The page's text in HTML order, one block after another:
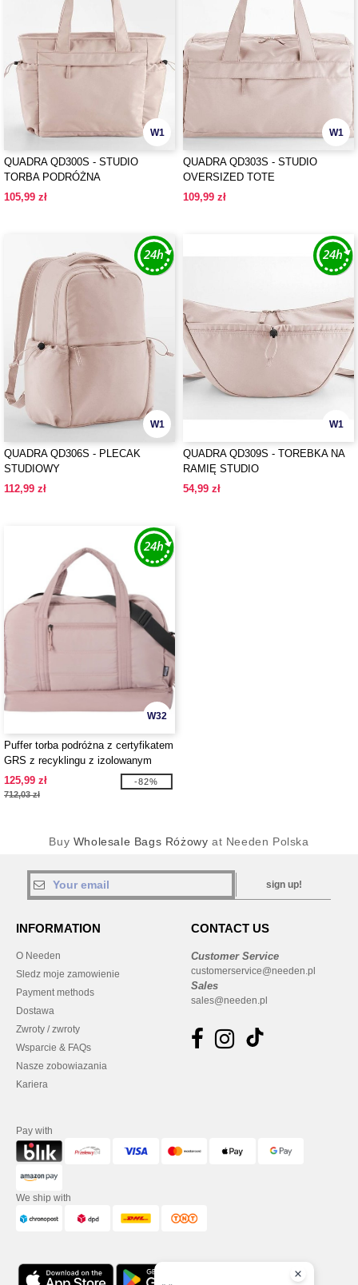
W1
QUADRA QD300S - STUDIO
TORBA PODRÓŻNA
105,99 zł
W1
QUADRA QD303S - STUDIO
OVERSIZED TOTE
109,99 zł
W1
QUADRA QD306S - PLECAK
STUDIOWY
112,99 zł
W1
QUADRA QD309S - TOREBKA NA
RAMIĘ STUDIO
54,99 zł
W32
Puffer torba podróżna z certyfikatem
GRS z recyklingu z izolowanym
dnem, 30 l - EgotierPro 130115
125,99 zł
712,03 zł
-82%
Buy Wholesale Bags Różowy at Needen Polska
sign up!
INFORMATION
O Needen
Sledz moje zamowienie
Payment methods
Dostawa
Zwroty / zwroty
Wsparcie & FAQs
Nasze zobowiazania
Kariera
CONTACT US
Customer Service
customerservice@needen.pl
Sales
sales@needen.pl
Pay with
We ship with